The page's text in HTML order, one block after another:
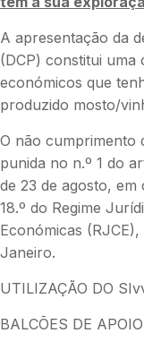
A apresentação da
(DCP) constitui uma
económicos que
produzido mosto/
O não cumprimento
punida no n.º 1 do
de 23 de agosto,
18.º do Regime
Económicas
Janeiro.
UTILIZAÇÃO DO
BALCÕES DE